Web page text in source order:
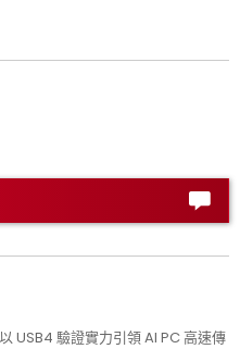
USB4 驗證實力引領 AI PC 高速傳